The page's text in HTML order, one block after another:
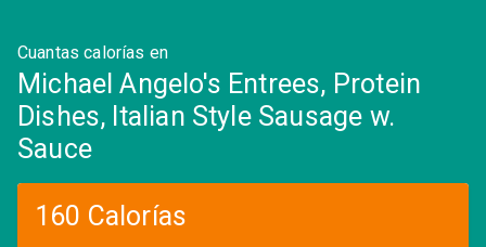
Cuantas calorías en
Michael Angelo's Entrees, Protein
Dishes, Italian Style Sausage w.
Sauce
160 Calorías